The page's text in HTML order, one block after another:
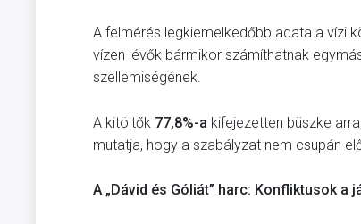
A felmérés legkiemelkedőbb adata a vízi
vízen lévők bármikor számíthatnak
szellemiségének.
A kitöltők 77,8%-a kifejezetten büszke
mutatja, hogy a szabályzat nem csupán
A „Dávid és Góliát” harc: Konfliktusok a